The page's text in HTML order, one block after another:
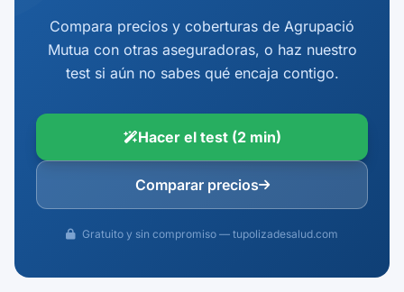
Compara precios y coberturas de Agrupació
Mutua con otras aseguradoras, o haz nuestro
test si aún no sabes qué encaja contigo.
Hacer el test (2 min)
Comparar precios
Gratuito y sin compromiso — tupolizadesalud.com